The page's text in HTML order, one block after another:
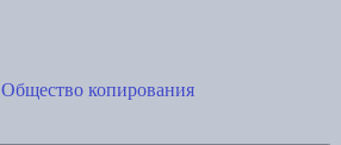
Общество копирования